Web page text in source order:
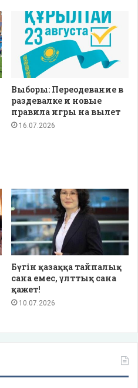
Выборы: Переодевание в
раздевалке и новые
правила игры на вылет
16.07.2026
Бүгін қазаққа тайпалық
сана емес, ұлттық сана
қажет!
10.07.2026